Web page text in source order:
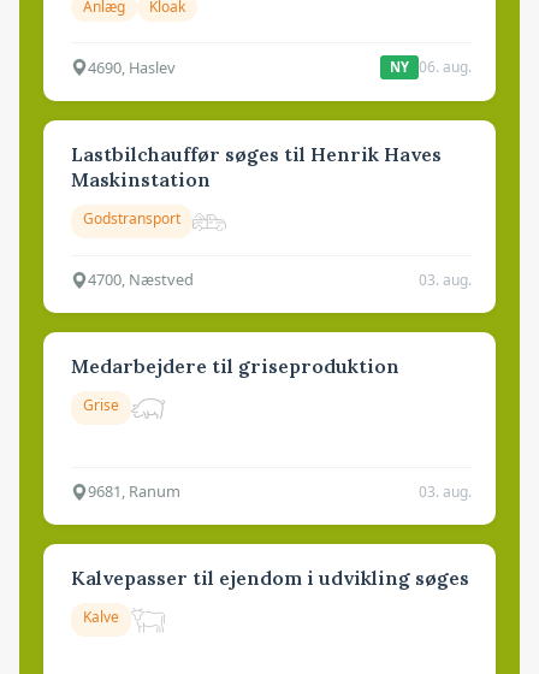
Anlæg Kloak
4690, Haslev NY 06. aug.
Lastbilchauffør søges til Henrik Haves
Maskinstation
Godstransport
4700, Næstved 03. aug.
Medarbejdere til griseproduktion
Grise
9681, Ranum 03. aug.
Kalvepasser til ejendom i udvikling søges
Kalve